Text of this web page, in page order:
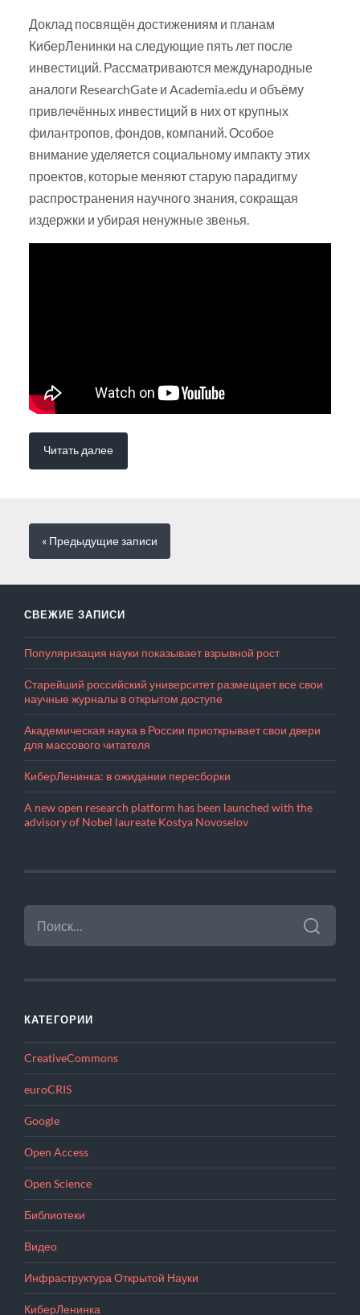
Доклад посвящён достижениям и планам
КиберЛенинки на следующие пять лет после
инвестиций. Рассматриваются международные
аналоги ResearchGate и Academia.edu и объёму
привлечённых инвестиций в них от крупных
филантропов, фондов, компаний. Особое
внимание уделяется социальному импакту этих
проектов, которые меняют старую парадигму
распространения научного знания, сокращая
издержки и убирая ненужные звенья.
Читать далее
« Предыдущиезаписи
СВЕЖИЕ ЗАПИСИ
Популяризация науки показывает взрывной рост
Старейший российский университет размещает все свои
научные журналы в открытом доступе
Академическая наука в России приоткрывает свои двери
для массового читателя
КиберЛенинка: в ожидании пересборки
A new open research platform has been launched with the
advisory of Nobel laureate Kostya Novoselov
НАЙТИ:
КАТЕГОРИИ
CreativeCommons
euroCRIS
Google
Open Access
Open Science
Библиотеки
Видео
Инфраструктура Открытой Науки
КиберЛенинка